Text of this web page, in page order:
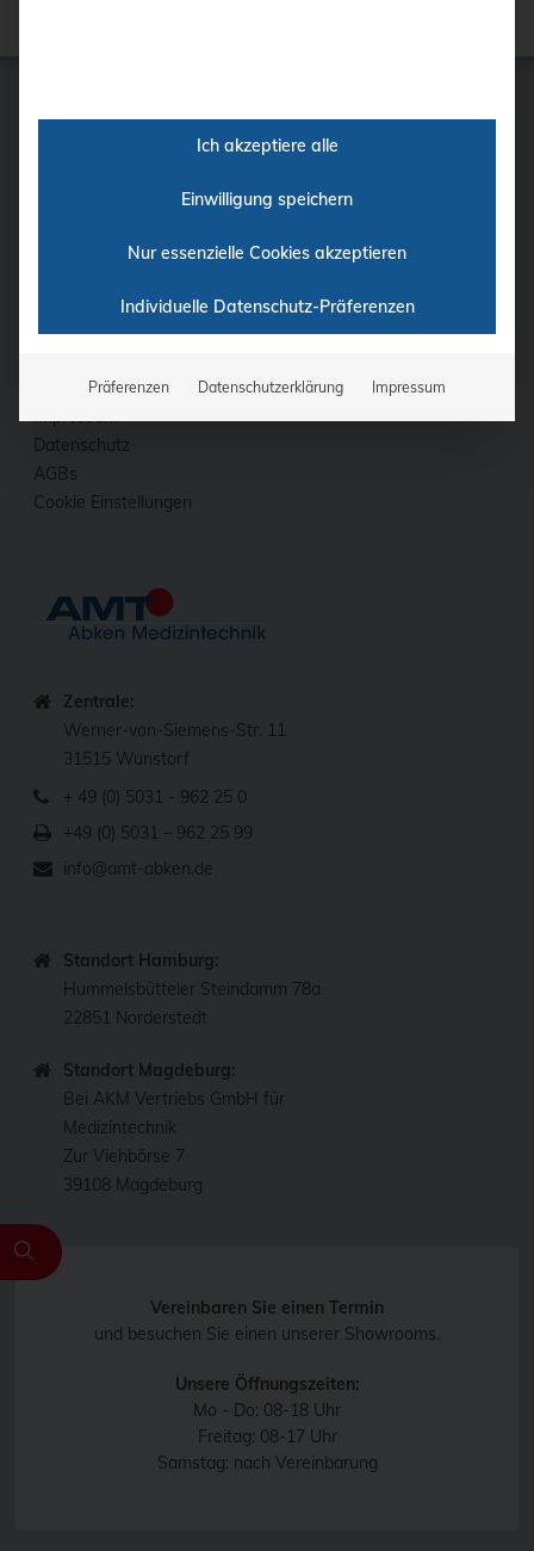
Finanzierung
Fortbildung
Kontakt
Impressum
Datenschutz
AGBs
Cookie Einstellungen
Zentrale:
Werner-von-Siemens-Str. 11
31515 Wunstorf
+ 49 (0) 5031 - 962 25 0
+49 (0) 5031 – 962 25 99
info@amt-abken.de
Standort Hamburg:
Hummelsbütteler Steindamm 78a
22851 Norderstedt
Standort Magdeburg:
Bei AKM Vertriebs GmbH für
Medizintechnik
Zur Viehbörse 7
39108 Magdeburg
Vereinbaren Sie einen Termin
und besuchen Sie einen unserer Showrooms.
Unsere Öffnungszeiten:
Mo - Do: 08-18 Uhr
Freitag: 08-17 Uhr
Samstag: nach Vereinbarung
Ich akzeptiere alle
Einwilligung speichern
Nur essenzielle Cookies akzeptieren
Individuelle Datenschutz-Präferenzen
Präferenzen Datenschutzerklärung Impressum